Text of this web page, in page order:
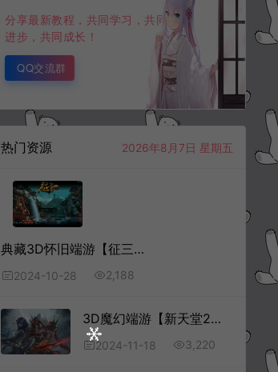
分享最新教程，共同学习，共同
进步，共同成长！
QQ交流群
热门资源 2026年8月7日 星期五
典藏3D怀旧端游【征三国OL】10月最新整理Win一键服务端+充值教程+PC客户端+详细搭建教程
2024-10-28 2,188
3D魔幻端游【新天堂2亚丁7.0】11月最新整理Win一键服务端+GM命令+PC客户端+详细搭建教程
2024-11-18 3,220